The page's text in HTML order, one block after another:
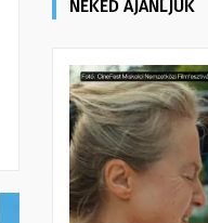
NEKED AJÁNLJUK